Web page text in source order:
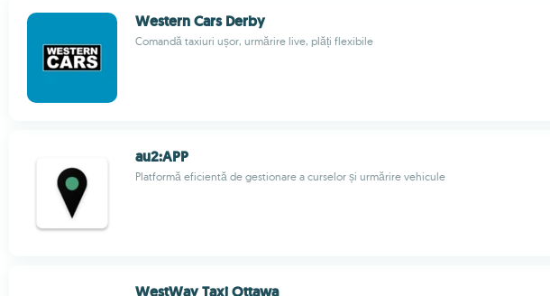
Western Cars Derby
Comandă taxiuri ușor, urmărire live, plăți flexibile
au2:APP
Platformă eficientă de gestionare a curselor și urmărire vehicule
WestWay Taxi Ottawa